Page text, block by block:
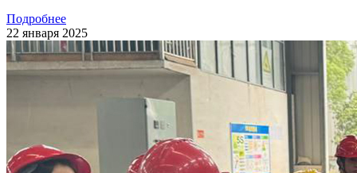
Подробнее
22 января 2025